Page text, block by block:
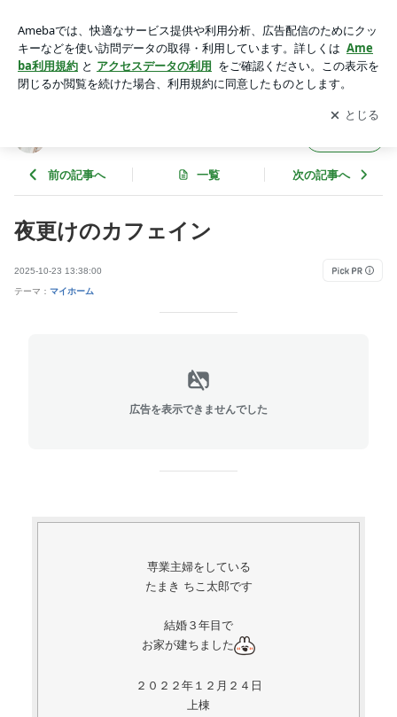
アプリをダウンロードして ブログの更新通知
を受け取りまし
ょう。
開く
前の記事へ 一覧 次の記事へ
夜更けのカフェイン
2025-10-23 13:38:00
テーマ： マイホーム
広告を表示できませんでした
専業主婦をしている
たまき ちこ太郎です
結婚３年目で
お家が建ちました
２０２２年１２月２４日
上棟